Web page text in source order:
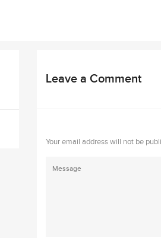
Leave a Comment
Your email address will not be